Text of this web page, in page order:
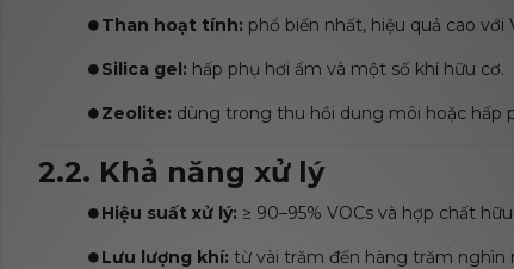
⏺️Than hoạt tính: phổ biến nhất, hiệu quả cao với
⏺️Silica gel: hấp phụ hơi ẩm và một số khí hữu cơ.
⏺️Zeolite: dùng trong thu hồi dung môi hoặc hấp
2.2. Khả năng xử lý
⏺️Hiệu suất xử lý: ≥ 90–95% VOCs và hợp chất
⏺️Lưu lượng khí: từ vài trăm đến hàng trăm nghìn